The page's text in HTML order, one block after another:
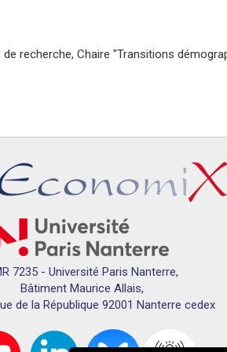
recherche, Chaire "Transitions
7235 - Université Paris Nanterre,
Bâtiment Maurice Allais,
de la République 92001 Nanterre cedex